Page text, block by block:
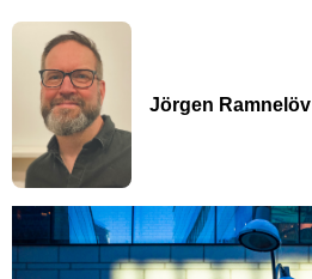
Jörgen Ramnelöv